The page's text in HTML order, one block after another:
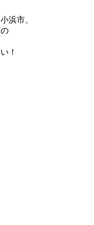
浜市、
！